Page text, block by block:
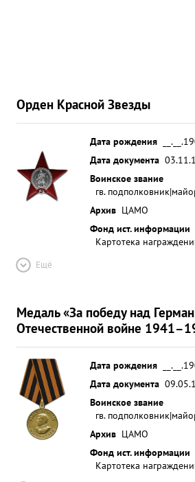
Орден Красной Звезды
Дата рождения
Дата документа
Воинское звание
гв.
Архив ЦАМО
Фонд ист. информации
Картотека
Ещё
Медаль «За победу над
Отечественной войне
Дата рождения
Дата документа
Воинское звание
гв.
Архив ЦАМО
Фонд ист. информации
Картотека